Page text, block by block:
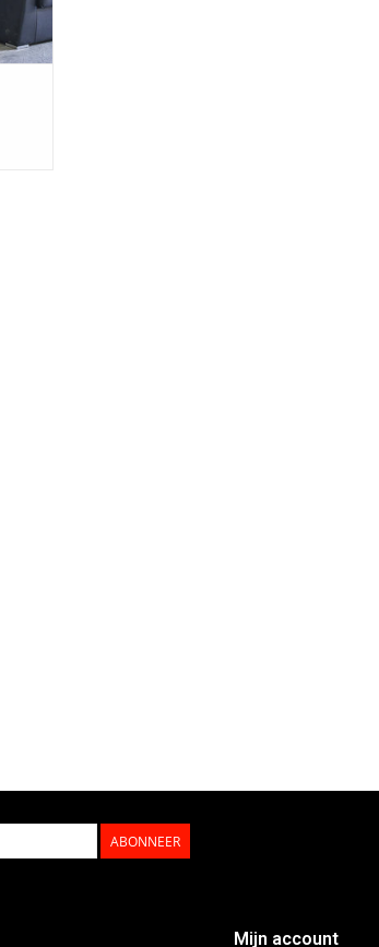
ABONNEER
Mijn account